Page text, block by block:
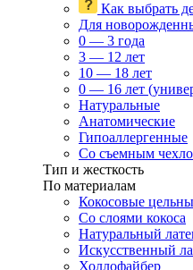
Как выбрать
Для
0 — 3 года
3 — 12 лет
10 — 18 лет
0 — 16 лет
Натуральные
Анатомические
Гипоаллергенные
Со съемным
Тип и жесткость
По материалам
Кокосовые
Со слоями кокоса
Натуральный
Искусственный
Холлофайбер